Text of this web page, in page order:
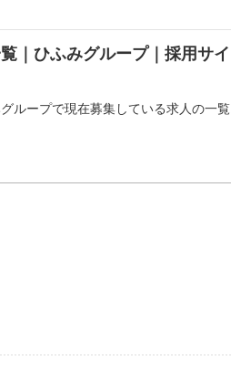
｜ひふみグループ｜採用サイ
ループで現在募集している求人の一覧